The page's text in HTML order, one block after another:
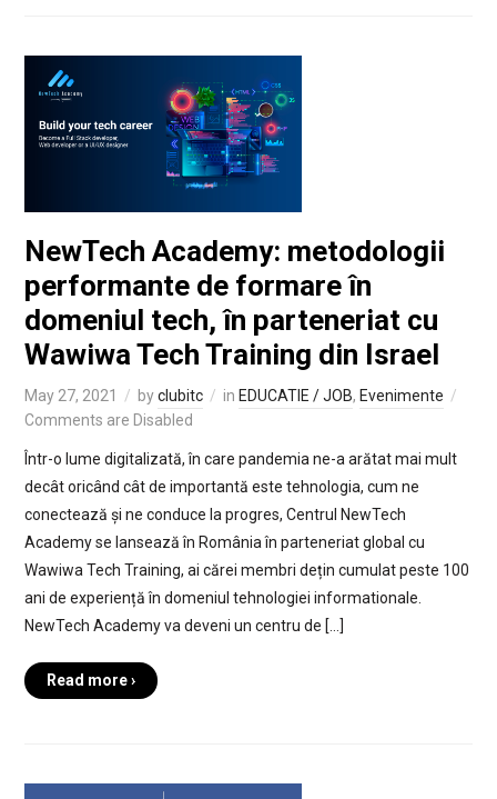
NewTech Academy: metodologii
performante de formare în
domeniul tech, în parteneriat cu
Wawiwa Tech Training din Israel
May 27, 2021 byclubitc in EDUCATIE / JOB, Evenimente
Comments are Disabled
Într-o lume digitalizată, în care pandemia ne-a arătat mai mult
decât oricând cât de importantă este tehnologia, cum ne
conectează și ne conduce la progres, Centrul NewTech
Academy se lansează în România în parteneriat global cu
Wawiwa Tech Training, ai cărei membri dețin cumulat peste 100
ani de experiență în domeniul tehnologiei informationale.
NewTech Academy va deveni un centru de […]
Read more ›